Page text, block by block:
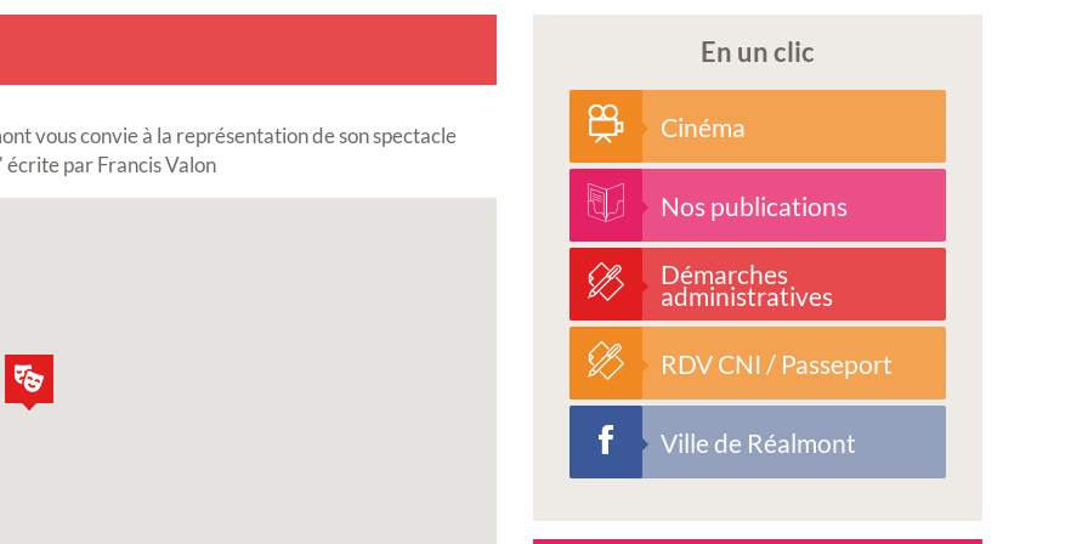
vous convie à la représentation de son spectacle
écrite par Francis Valon
En un clic
Cinéma
Nos publications
Démarches
administratives
RDV CNI / Passeport
Ville de Réalmont